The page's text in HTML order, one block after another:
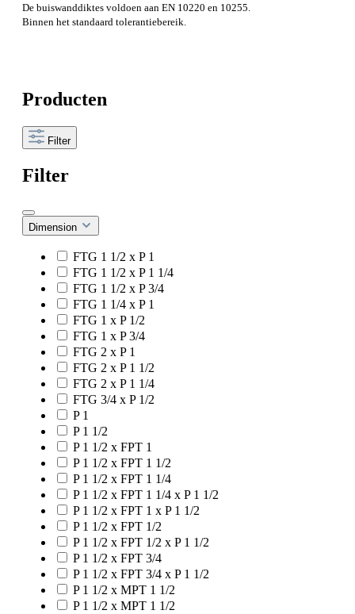
De buiswanddiktes voldoen aan EN 10220 en 10255.
Binnen het standaard tolerantiebereik.
Producten
Filter
Filter
Dimension
FTG 1 1/2 x P 1
FTG 1 1/2 x P 1 1/4
FTG 1 1/2 x P 3/4
FTG 1 1/4 x P 1
FTG 1 x P 1/2
FTG 1 x P 3/4
FTG 2 x P 1
FTG 2 x P 1 1/2
FTG 2 x P 1 1/4
FTG 3/4 x P 1/2
P 1
P 1 1/2
P 1 1/2 x FPT 1
P 1 1/2 x FPT 1 1/2
P 1 1/2 x FPT 1 1/4
P 1 1/2 x FPT 1 1/4 x P 1 1/2
P 1 1/2 x FPT 1 x P 1 1/2
P 1 1/2 x FPT 1/2
P 1 1/2 x FPT 1/2 x P 1 1/2
P 1 1/2 x FPT 3/4
P 1 1/2 x FPT 3/4 x P 1 1/2
P 1 1/2 x MPT 1 1/2
P 1 1/2 x MPT 1 1/2